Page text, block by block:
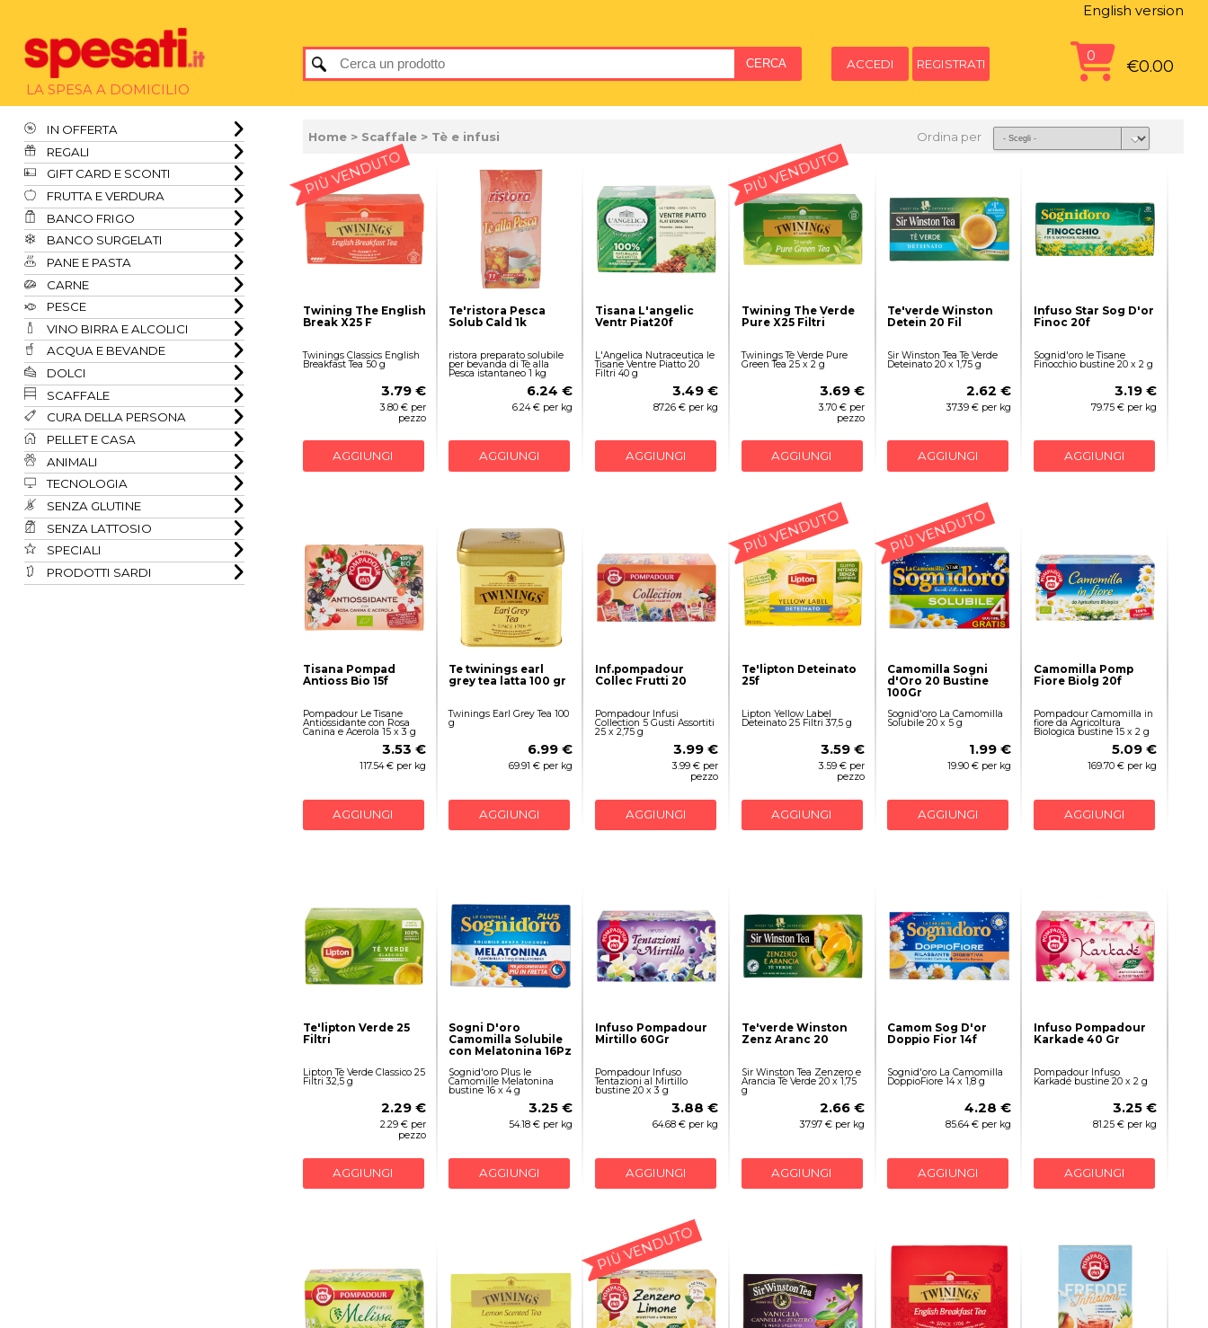
LA SPESA A DOMICILIO
English version
ACCEDI REGISTRATI
0
€0.00
IN OFFERTA
REGALI
GIFT CARD E SCONTI
FRUTTA E VERDURA
BANCO FRIGO
BANCO SURGELATI
PANE E PASTA
CARNE
PESCE
VINO BIRRA E ALCOLICI
ACQUA E BEVANDE
DOLCI
SCAFFALE
CURA DELLA PERSONA
PELLET E CASA
ANIMALI
TECNOLOGIA
SENZA GLUTINE
SENZA LATTOSIO
SPECIALI
PRODOTTI SARDI
Home > Scaffale > Tè e infusi Ordina per
PIÙ VENDUTO
Twining The English
Break X25 F
Twinings Classics English
Breakfast Tea 50 g
3.79 €
3.80 € per
pezzo
AGGIUNGI
Te'ristora Pesca
Solub Cald 1k
ristora preparato solubile
per bevanda di Tè alla
Pesca istantaneo 1 kg
6.24 €
6.24 € per kg
AGGIUNGI
Tisana L'angelic
Ventr Piat20f
L'Angelica Nutraceutica le
Tisane Ventre Piatto 20
Filtri 40 g
3.49 €
87.26 € per kg
AGGIUNGI
PIÙ VENDUTO
Twining The Verde
Pure X25 Filtri
Twinings Tè Verde Pure
Green Tea 25 x 2 g
3.69 €
3.70 € per
pezzo
AGGIUNGI
Te'verde Winston
Detein 20 Fil
Sir Winston Tea Tè Verde
Deteinato 20 x 1,75 g
2.62 €
37.39 € per kg
AGGIUNGI
Infuso Star Sog D'or
Finoc 20f
Sognid'oro le Tisane
Finocchio bustine 20 x 2 g
3.19 €
79.75 € per kg
AGGIUNGI
Tisana Pompad
Antioss Bio 15f
Pompadour Le Tisane
Antiossidante con Rosa
Canina e Acerola 15 x 3 g
3.53 €
117.54 € per kg
AGGIUNGI
Te twinings earl
grey tea latta 100 gr
Twinings Earl Grey Tea 100
g
6.99 €
69.91 € per kg
AGGIUNGI
Inf.pompadour
Collec Frutti 20
Pompadour Infusi
Collection 5 Gusti Assortiti
25 x 2,75 g
3.99 €
3.99 € per
pezzo
AGGIUNGI
PIÙ VENDUTO
Te'lipton Deteinato
25f
Lipton Yellow Label
Deteinato 25 Filtri 37,5 g
3.59 €
3.59 € per
pezzo
AGGIUNGI
PIÙ VENDUTO
Camomilla Sogni
d'Oro 20 Bustine
100Gr
Sognid'oro La Camomilla
Solubile 20 x 5 g
1.99 €
19.90 € per kg
AGGIUNGI
Camomilla Pomp
Fiore Biolg 20f
Pompadour Camomilla in
fiore da Agricoltura
Biologica bustine 15 x 2 g
5.09 €
169.70 € per kg
AGGIUNGI
Te'lipton Verde 25
Filtri
Lipton Tè Verde Classico 25
Filtri 32,5 g
2.29 €
2.29 € per
pezzo
AGGIUNGI
Sogni D'oro
Camomilla Solubile
con Melatonina 16Pz
Sognid'oro Plus le
Camomille Melatonina
bustine 16 x 4 g
3.25 €
54.18 € per kg
AGGIUNGI
Infuso Pompadour
Mirtillo 60Gr
Pompadour Infuso
Tentazioni al Mirtillo
bustine 20 x 3 g
3.88 €
64.68 € per kg
AGGIUNGI
Te'verde Winston
Zenz Aranc 20
Sir Winston Tea Zenzero e
Arancia Tè Verde 20 x 1,75
g
2.66 €
37.97 € per kg
AGGIUNGI
Camom Sog D'or
Doppio Fior 14f
Sognid'oro La Camomilla
DoppioFiore 14 x 1,8 g
4.28 €
85.64 € per kg
AGGIUNGI
Infuso Pompadour
Karkade 40 Gr
Pompadour Infuso
Karkadé bustine 20 x 2 g
3.25 €
81.25 € per kg
AGGIUNGI
PIÙ VENDUTO